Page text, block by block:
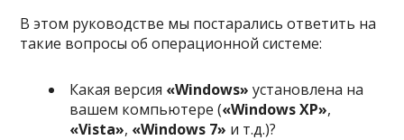
В этом руководстве мы постарались ответить на
такие вопросы об операционной системе:
Какая версия «Windows» установлена на
вашем компьютере («Windows XP»,
«Vista», «Windows 7» и т.д.)?